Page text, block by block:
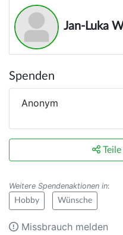
Jan-Luka
Spenden
Anonym
Teile
Weitere Spendenaktionen in:
Hobby Wünsche
Missbrauch melden